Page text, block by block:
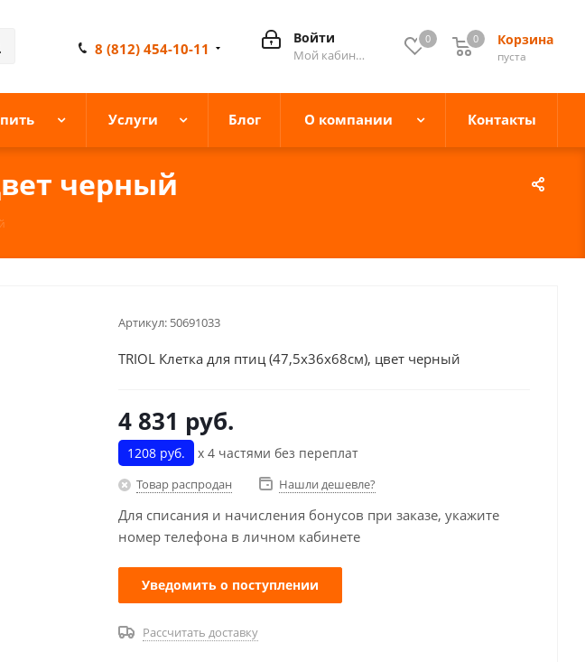
0 Корзина
0
пуста
0
Войти
Мой кабинет
8 (812) 454-10-11
Услуги Блог О компании Контакты
черный
Артикул: 50691033
TRIOL Клетка для птиц (47,5х36х68см), цвет черный
4 831 руб.
1208 руб. х 4 частями без переплат
Товар распродан Нашли дешевле?
Для списания и начисления бонусов при заказе, укажите
номер телефона в личном кабинете
Уведомить о поступлении
Рассчитать доставку